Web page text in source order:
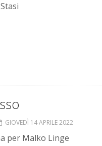
GIOVEDÌ 14 APRILE 2022
per Malko Linge